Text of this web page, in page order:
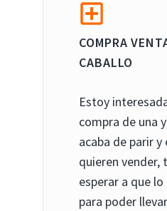
COMPRA
CABALLO
Estoy
compra de una
acaba de parir
quieren vender,
esperar a que
para poder